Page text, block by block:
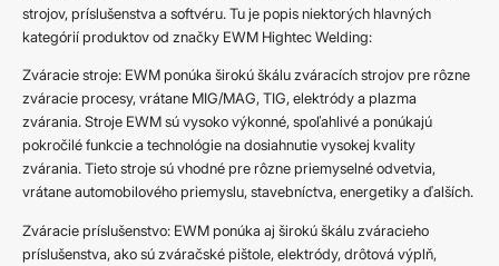
strojov, príslušenstva a softvéru. Tu je popis niektorých hlavných
kategórií produktov od značky EWM Hightec Welding:
Zváracie stroje: EWM ponúka širokú škálu zváracích strojov pre rôzne
zváracie procesy, vrátane MIG/MAG, TIG, elektródy a plazma
zvárania. Stroje EWM sú vysoko výkonné, spoľahlivé a ponúkajú
pokročilé funkcie a technológie na dosiahnutie vysokej kvality
zvárania. Tieto stroje sú vhodné pre rôzne priemyselné odvetvia,
vrátane automobilového priemyslu, stavebníctva, energetiky a ďalších.
Zváracie príslušenstvo: EWM ponúka aj širokú škálu zváracieho
príslušenstva, ako sú zváračské pištole, elektródy, drôtová výplň,